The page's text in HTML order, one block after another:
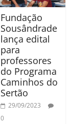
Fundação
Sousândrade
lança edital
para
professores
do Programa
Caminhos do
Sertão
29/09/2023
0